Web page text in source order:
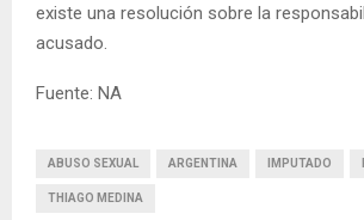
existe una resolución sobre la
acusado.
Fuente: NA
ABUSO SEXUAL ARGENTINA IMPUTADO
THIAGO MEDINA